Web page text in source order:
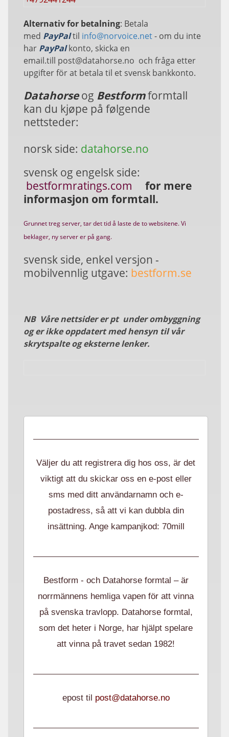
Alternativ for betalning: Betala
med PayPaltil info@norvoice.net- om du inte
har PayPal konto, skicka en
email.till post@datahorse.no och fråga etter
upgifter för at betala til et svensk bankkonto.
Datahorse og Bestformformtall
kan du kjøpe på følgende
nettsteder:
norsk side: datahorse.no
svensk og engelsk side:
bestformratings.com
for mere
informasjon om formtall.
Grunnet treg server, tar det tid å laste de to websitene. Vi
beklager, ny server er på gang.
svensk side, enkel versjon -
mobilvennlig utgave: bestform.se
NB Våre nettsider er pt under ombyggning
og er ikke oppdatert med hensyn til vår
skrytspalte og eksterne lenker.
Väljer du att registrera dig hos oss, är det
viktigt att du skickar oss en e-post eller
sms med ditt användarnamn och e-
postadress, så att vi kan dubbla din
insättning. Ange kampanjkod: 70mill
Bestform - och Datahorse formtal – är
norrmännens hemliga vapen för att vinna
på svenska travlopp. Datahorse formtal,
som det heter i Norge, har hjälpt spelare
att vinna på travet sedan 1982!
epost til post@datahorse.no